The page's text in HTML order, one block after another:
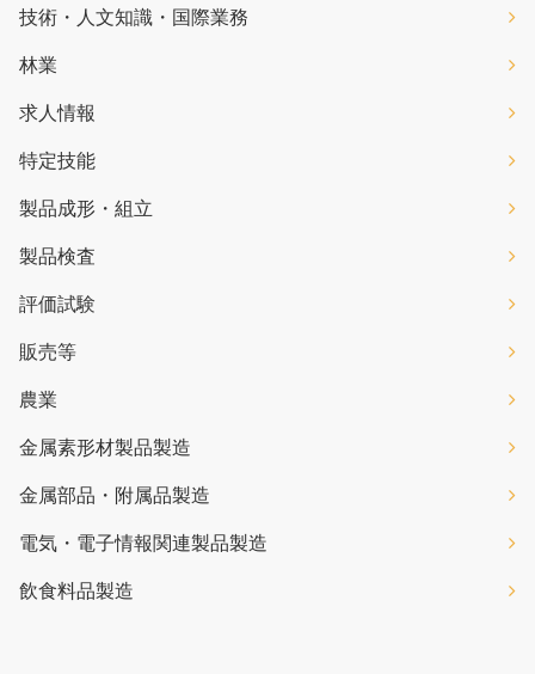
技術・人文知識・国際業務
林業
求人情報
特定技能
製品成形・組立
製品検査
評価試験
販売等
農業
金属素形材製品製造
金属部品・附属品製造
電気・電子情報関連製品製造
飲食料品製造